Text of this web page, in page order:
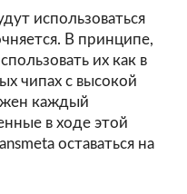
использоваться
В принципе,
их как в
чипах с высокой
каждый
в ходе этой
оставаться на